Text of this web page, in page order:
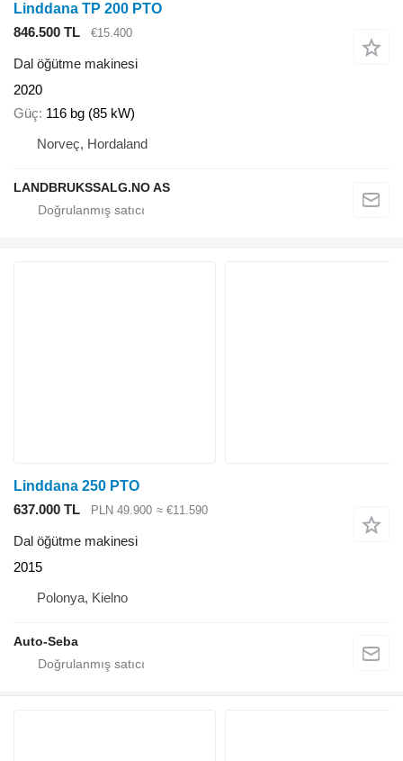
Linddana TP 200 PTO
846.500 TL
€15.400
Dal öğütme makinesi
2020
Güç 116 bg (85 kW)
Norveç, Hordaland
LANDBRUKSSALG.NO AS
Linddana 250 PTO
637.000 TL
PLN 49.900 ≈ €11.590
Dal öğütme makinesi
2015
Polonya, Kielno
Auto-Seba